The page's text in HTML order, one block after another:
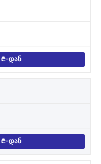
-ᲓᲐᲜ
-ᲓᲐᲜ